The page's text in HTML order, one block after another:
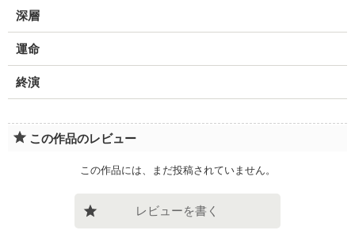
深層
運命
終演
この作品のレビュー
この作品には、まだ投稿されていません。
レビューを書く